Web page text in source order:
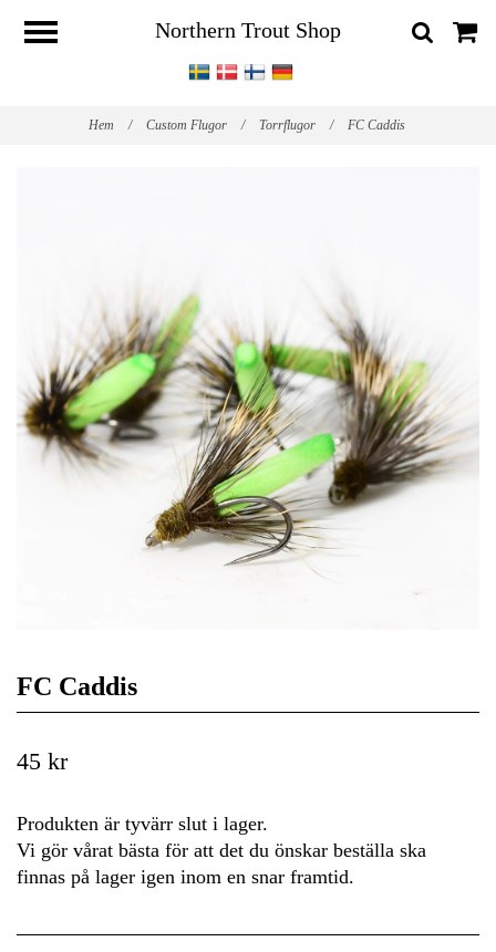
Northern Trout Shop
Hem / Custom Flugor / Torrflugor / FC Caddis
FC Caddis
45 kr
Produkten är tyvärr slut i lager.
Vi gör vårat bästa för att det du önskar beställa ska
finnas på lager igen inom en snar framtid.